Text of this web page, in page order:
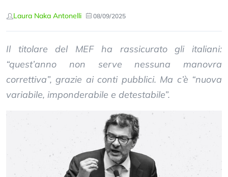
Laura Naka Antonelli 08/09/2025
Il titolare del MEF ha rassicurato gli italiani:
“quest’anno non serve nessuna manovra
correttiva”, grazie ai conti pubblici. Ma c’è “nuova
variabile, imponderabile e detestabile”.